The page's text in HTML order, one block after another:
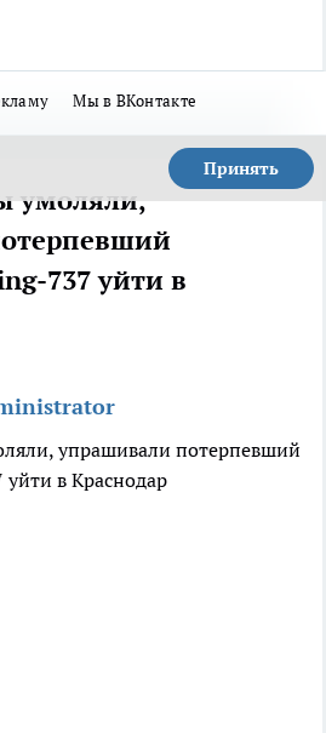
Мы в ВКонтакте
Принять
умоляли,
737 уйти в